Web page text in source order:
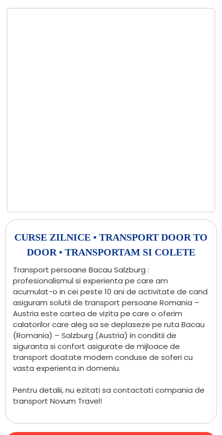
CURSE ZILNICE • TRANSPORT DOOR TO
DOOR • TRANSPORTAM SI COLETE
Transport persoane Bacau Salzburg :
profesionalismul si experienta pe care am
acumulat-o in cei peste 10 ani de activitate de cand
asiguram solutii de transport persoane Romania –
Austria este cartea de vizita pe care o oferim
calatorilor care aleg sa se deplaseze pe ruta Bacau
(Romania) – Salzburg (Austria) in conditii de
siguranta si confort asigurate de mijloace de
transport doatate modern conduse de soferi cu
vasta experienta in domeniu.
Pentru detalii, nu ezitati sa contactati compania de
transport Novum Travel!